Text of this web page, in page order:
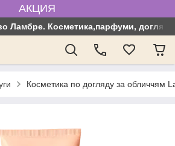
АКЦИЯ
Ламбре. Косметика,парфуми, догляд
Косметика по догляду за обличчям